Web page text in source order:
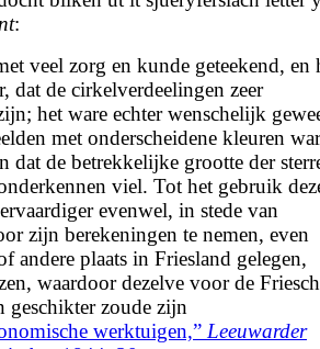
:
veel zorg en kunde geteekend, en
dat de cirkelverdeelingen zeer
het ware echter wenschelijk
met onderscheidene kleuren
dat de betrekkelijke grootte der
viel. Tot het gebruik
evenwel, in stede van
zijn berekeningen te nemen, even
andere plaats in Friesland gelegen,
waardoor dezelve voor de
geschikter zoude zijn
werktuigen,” Leeuwarder